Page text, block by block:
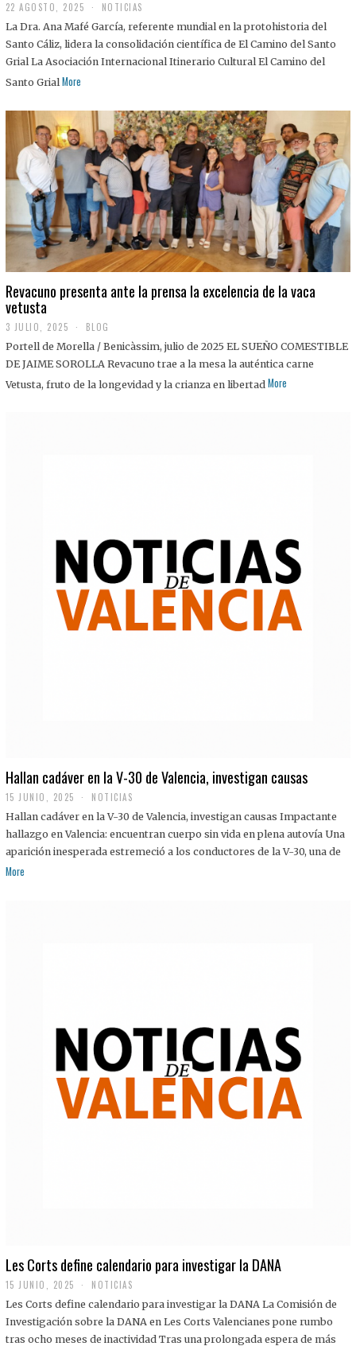
22 AGOSTO, 2025
2
A
G
O
S
2
5
NOTICIAS
La Dra. Ana Mafé García, referente mundial en la protohistoria del
Santo Cáliz, lidera la consolidación científica de El Camino del Santo
Grial La Asociación Internacional Itinerario Cultural El Camino del
Santo Grial More
Revacuno presenta ante la prensa la excelencia de la vaca
vetusta
3 JULIO, 2025
J
U
I
BLOG
Portell de Morella / Benicàssim, julio de 2025 EL SUEÑO COMESTIBLE
DE JAIME SOROLLA Revacuno trae a la mesa la auténtica carne
Vetusta, fruto de la longevidad y la crianza en libertad More
Hallan cadáver en la V-30 de Valencia, investigan causas
15 JUNIO, 2025 NOTICIAS
Hallan cadáver en la V-30 de Valencia, investigan causas Impactante
hallazgo en Valencia: encuentran cuerpo sin vida en plena autovía Una
aparición inesperada estremeció a los conductores de la V-30, una de
More
Les Corts define calendario para investigar la DANA
15 JUNIO, 2025 NOTICIAS
Les Corts define calendario para investigar la DANA La Comisión de
Investigación sobre la DANA en Les Corts Valencianes pone rumbo
tras ocho meses de inactividad Tras una prolongada espera de más